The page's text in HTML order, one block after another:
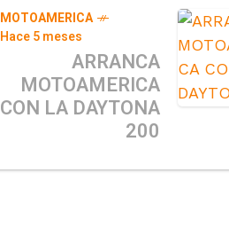
MOTOAMERICA
Hace 5 meses
ARRANCA
MOTOAMERICA
CON LA DAYTONA
200